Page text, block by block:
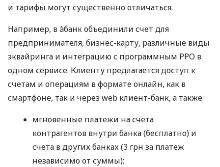
и тарифы могут существенно отличаться.
Например, в àбанк объединили счет для
предпринимателя, бизнес-карту, различные виды
эквайринга и интеграцию с программным РРО в
одном сервисе. Клиенту предлагается доступ к
счетам и операциям в формате онлайн, как в
смартфоне, так и через web клиент-банк, а также:
мгновенные платежи на счета
контрагентов внутри банка (бесплатно) и
счета в других банках (3 грн за платеж
независимо от суммы);